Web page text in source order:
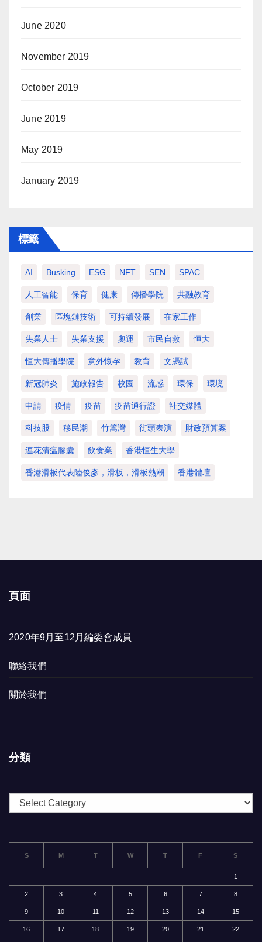
June 2020
November 2019
October 2019
June 2019
May 2019
January 2019
標籤
AI Busking ESG NFT SEN SPAC
人工智能 保育 健康 傳播學院 共融教育
創業 區塊鏈技術 可持續發展 在家工作
失業人士 失業支援 奧運 市民自救 恒大
恒大傳播學院 意外懷孕 教育 文憑試
新冠肺炎 施政報告 校園 流感 環保 環境
申請 疫情 疫苗 疫苗通行證 社交媒體
科技股 移民潮 竹篙灣 街頭表演 財政預算案
連花清瘟膠囊 飲食業 香港恒生大學
香港滑板代表陸俊彥，滑板，滑板熱潮 香港體壇
頁面
2020年9月至12月編委會成員
聯絡我們
關於我們
分類
S M T W T F S
1
2 3 4 5 6 7 8
9 10 11 12 13 14 15
16 17 18 19 20 21 22